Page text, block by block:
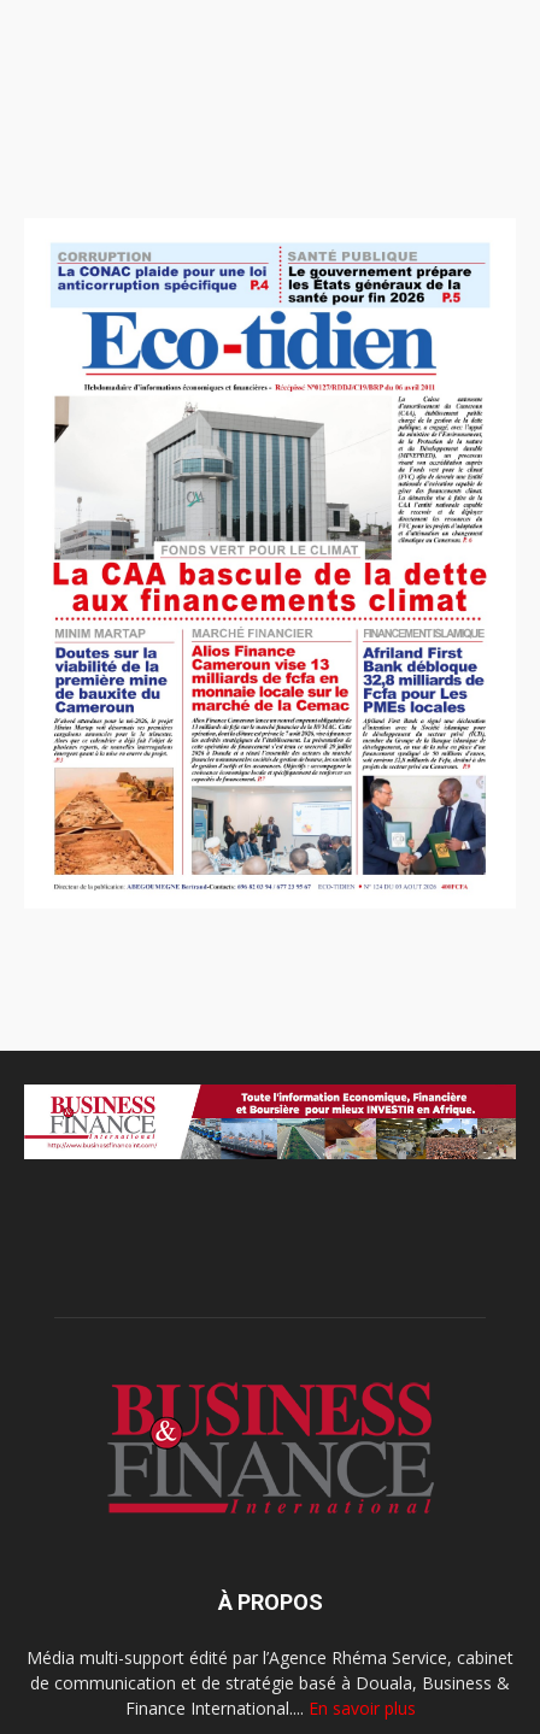
À PROPOS
Média multi-support édité par l’Agence Rhéma Service, cabinet
de communication et de stratégie basé à Douala, Business &
Finance International.... En savoir plus